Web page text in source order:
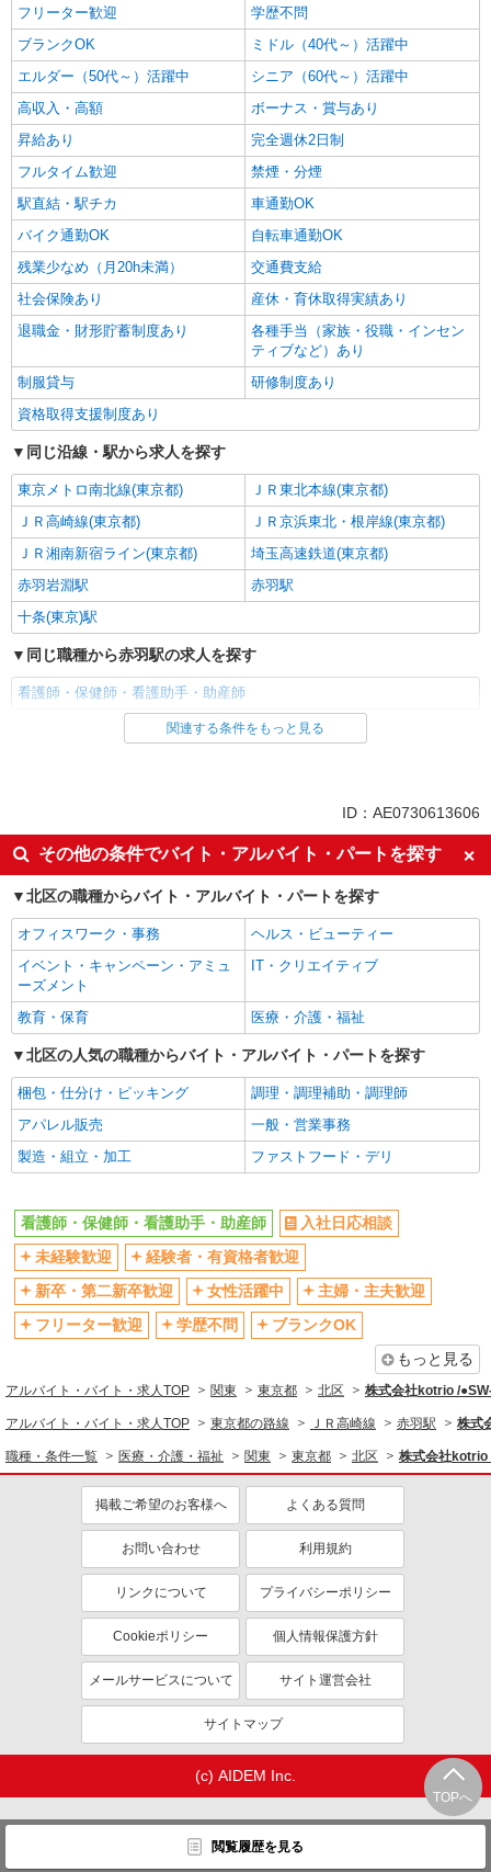
フリーター歓迎
学歴不問
ブランクOK
ミドル（40代～）活躍中
エルダー（50代～）活躍中
シニア（60代～）活躍中
高収入・高額
ボーナス・賞与あり
昇給あり
完全週休2日制
フルタイム歓迎
禁煙・分煙
駅直結・駅チカ
車通勤OK
バイク通勤OK
自転車通勤OK
残業少なめ（月20h未満）
交通費支給
社会保険あり
産休・育休取得実績あり
退職金・財形貯蓄制度あり
各種手当（家族・役職・インセン
ティブなど）あり
制服貸与
研修制度あり
資格取得支援制度あり
同じ沿線・駅から求人を探す
東京メトロ南北線(東京都)
ＪＲ東北本線(東京都)
ＪＲ高崎線(東京都)
ＪＲ京浜東北・根岸線(東京都)
ＪＲ湘南新宿ライン(東京都)
埼玉高速鉄道(東京都)
赤羽岩淵駅
赤羽駅
十条(東京)駅
同じ職種から赤羽駅の求人を探す
看護師・保健師・看護助手・助産師
同じ雇用形態から赤羽駅の求人を探す
入社日応相談
未経験歓迎
経験者・有資格者歓迎
新卒・第二新卒歓迎
女性活躍中
主婦・主夫歓迎
フリーター歓迎
学歴不問
ブランクOK
ミドル（40代～）活躍中
エルダー（50代～）活躍中
シニア（60代～）活躍中
高収入・高額
ボーナス・賞与あり
昇給あり
完全週休2日制
フルタイム歓迎
禁煙・分煙
駅直結・駅チカ
車通勤OK
バイク通勤OK
自転車通勤OK
社会保険あり
産休・育休取得実績あり
退職金・財形貯蓄制度あり
各種手当（家族・役職・インセン
ティブなど）あり
制服貸与
研修制度あり
資格取得支援制度あり
医療・介護・福祉
看護師・保健師・看護助手・助産師
同じ特徴から求人を探す
未経験歓迎
ミドル（40代～）活躍中
ボーナス・賞与あり
車通勤OK
社会保険あり
産休・育休取得実績あり
関連する条件をもっと見る
ID：AE0730613606
その他の条件でバイト・アルバイト・パートを探す
北区の職種からバイト・アルバイト・パートを探す
オフィスワーク・事務
ヘルス・ビューティー
イベント・キャンペーン・アミュ
ーズメント
IT・クリエイティブ
教育・保育 医療・介護・福祉
北区の人気の職種からバイト・アルバイト・パートを探す
梱包・仕分け・ピッキング
調理・調理補助・調理師
アパレル販売
一般・営業事務
製造・組立・加工
ファストフード・デリ
TOPへ
閲覧履歴を見る
看護師・保健師・看護助手・助産師
入社日応相談
未経験歓迎
経験者・有資格者歓迎
新卒・第二新卒歓迎
女性活躍中
主婦・主夫歓迎
フリーター歓迎
学歴不問
ブランクOK
もっと見る
アルバイト・バイト・求人TOP 関東 東京都 北区 株式会社kotrio /
アルバイト・バイト・求人TOP 東京都の路線 ＪＲ高崎線 赤羽駅 株式
職種・条件一覧 医療・介護・福祉 関東 東京都 北区 株式会社kotrio
掲載ご希望のお客様へ よくある質問
お問い合わせ 利用規約
リンクについて プライバシーポリシー
Cookieポリシー 個人情報保護方針
メールサービスについて サイト運営会社
サイトマップ
(c) AIDEM Inc.